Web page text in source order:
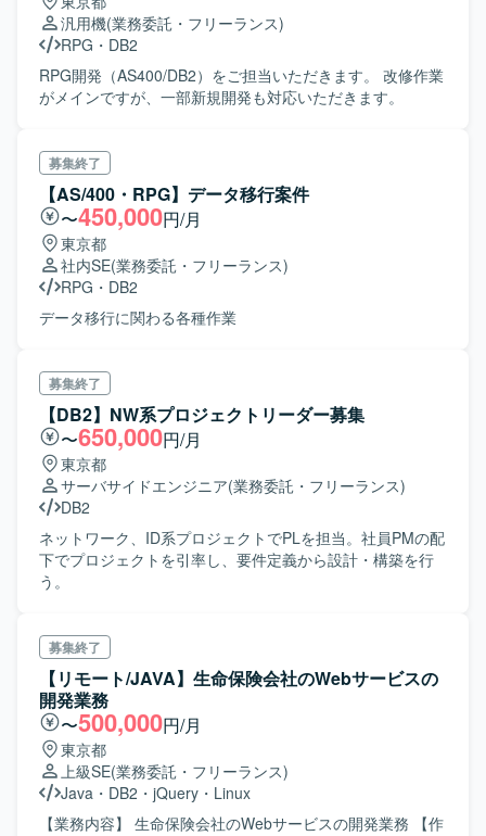
汎用機(業務委託・フリーランス)
RPG ・ DB2
RPG開発（AS400/DB2）をご担当いただきます。 改修作業
がメインですが、一部新規開発も対応いただきます。
募集終了
【AS/400・RPG】データ移行案件
〜450,000円/月
東京都
社内SE(業務委託・フリーランス)
RPG ・ DB2
データ移行に関わる各種作業
募集終了
【DB2】NW系プロジェクトリーダー募集
〜650,000円/月
東京都
サーバサイドエンジニア(業務委託・フリーランス)
DB2
ネットワーク、ID系プロジェクトでPLを担当。社員PMの配
下でプロジェクトを引率し、要件定義から設計・構築を行
う。
募集終了
【リモート/JAVA】生命保険会社のWebサービスの
開発業務
〜500,000円/月
東京都
上級SE(業務委託・フリーランス)
Java ・ DB2 ・ jQuery ・ Linux
【業務内容】 生命保険会社のWebサービスの開発業務 【作